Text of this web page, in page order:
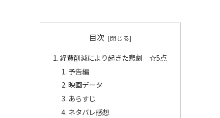
目次
経費削減により起きた悲劇 ☆5点
予告編
映画データ
あらすじ
ネタバレ感想